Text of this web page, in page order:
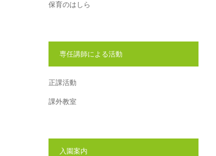
保育のはしら
専任講師による活動
正課活動
課外教室
入園案内